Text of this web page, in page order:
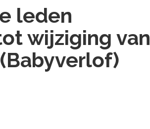
leden
wijziging van